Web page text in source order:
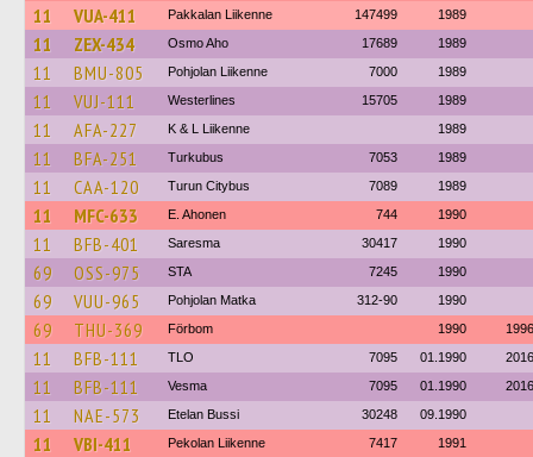
11 VUA-411 Pakkalan Liikenne 147499 1989
11 ZEX-434 Osmo Aho 17689 1989
11 BMU-805 Pohjolan Liikenne 7000 1989
11 VUJ-111 Westerlines 15705 1989
11 AFA-227 K & L Liikenne 1989
11 BFA-251 Turkubus 7053 1989
11 CAA-120 Turun Citybus 7089 1989
11 MFC-633 E. Ahonen 744 1990
11 BFB-401 Saresma 30417 1990
69 OSS-975 STA 7245 1990
69 VUU-965 Pohjolan Matka 312-90 1990
69 THU-369 Förbom 1990 1996
11 BFB-111 TLO 7095 01.1990 2016
11 BFB-111 Vesma 7095 01.1990 2016
11 NAE-573 Etelan Bussi 30248 09.1990
11 VBI-411 Pekolan Liikenne 7417 1991